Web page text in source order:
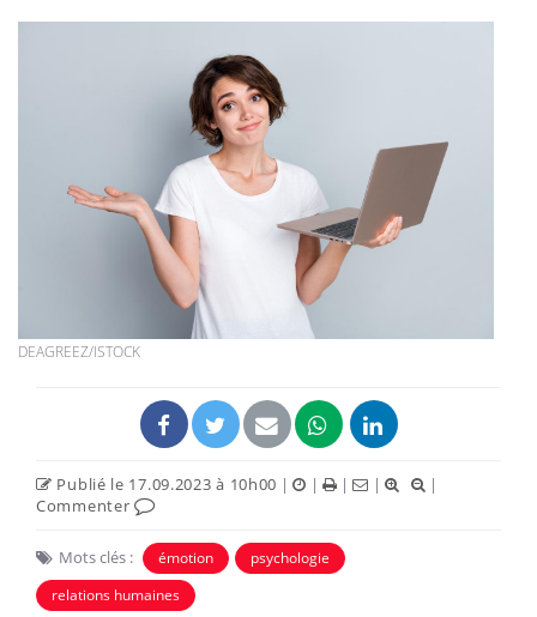
DEAGREEZ/ISTOCK
Publié le 17.09.2023 à 10h00 | | | |
|
Commenter
Mots clés : émotion
psychologie
relations humaines